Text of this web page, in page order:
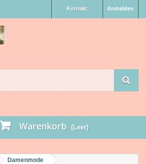
Anmelden
Kontakt
Warenkorb (Leer)
Damenmode